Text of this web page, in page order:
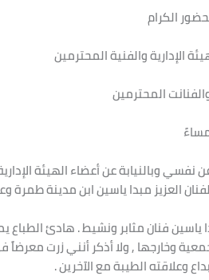
الكرام
الإدارية والفنية المحترمين
المحترمين
عن نفسي وبالنيابة عن أعضاء الهيئة
العزيز مبدا ياسين ابن مدينة
ياسين فنان مثابر ونشيط . هادئ الطباع
وخارجها , ولا أذكر أنني زرت
وعلاقته الطيبة مع الآخرين .